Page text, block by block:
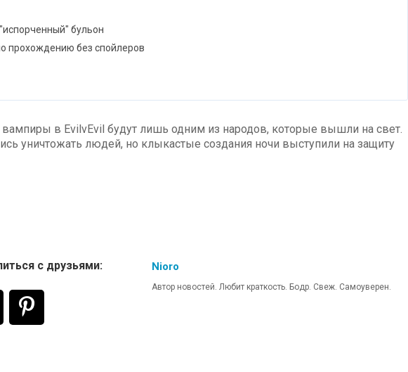
бульон
прохождению без спойлеров
в EvilvEvil будут лишь одним из народов, которые вышли на свет.
уничтожать людей, но клыкастые создания ночи выступили на защиту
с друзьями: Nioro
Автор новостей. Любит краткость. Бодр. Свеж. Самоуверен.